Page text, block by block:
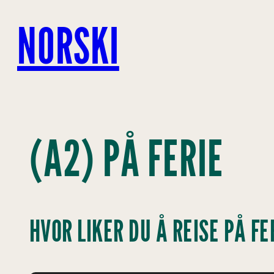
innhold
NORSKI
(A2) PÅ FERIE
HVOR LIKER DU Å REISE PÅ